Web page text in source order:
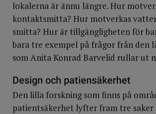
lokalerna är ännu längre. Hur
kontaktsmitta? Hur motverkas
smitta? Hur är tillgängligheten för
bara tre exempel på frågor från den
som Anita Konrad Barvelid rullar ut
Design och patiensäkerhet
Den lilla forskning som finns på
patientsäkerhet lyfter fram tre saker